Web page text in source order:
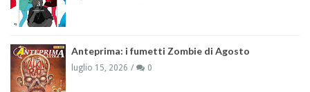
Anteprima: i fumetti Zombie di Agosto
luglio 15, 2026 0